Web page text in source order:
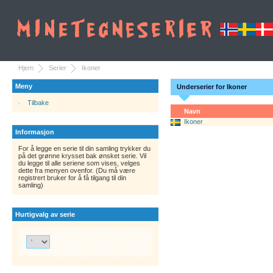
Hjem Serier Ikoner
Meny
Tilbake
Informasjon
For å legge en serie til din samling trykker du
på det grønne krysset bak ønsket serie. Vil
du legge til alle seriene som vises, velges
dette fra menyen ovenfor. (Du må være
registrert bruker for å få tilgang til din
samling)
Hurtigvalg av serie
Underserier for Ikoner
Navn
Ikoner